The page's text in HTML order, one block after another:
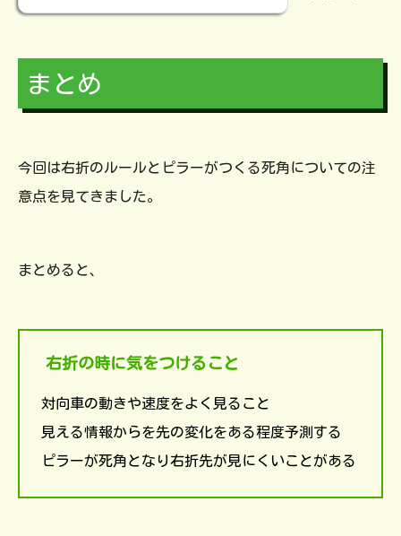
まとめ
今回は右折のルールとピラーがつくる死角についての注
意点を見てきました。
まとめると、
右折の時に気をつけること
対向車の動きや速度をよく見ること
見える情報からを先の変化をある程度予測する
ピラーが死角となり右折先が見にくいことがある